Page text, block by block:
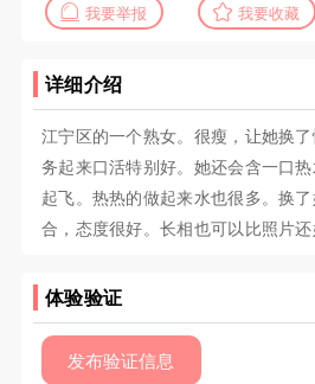
我要举报 我要收藏
详细介绍
江宁区的一个熟女。很瘦，让她换
务起来口活特别好。她还会含一口
起飞。热热的做起来水也很多。换
合，态度很好。长相也可以比照片
体验验证
发布验证信息